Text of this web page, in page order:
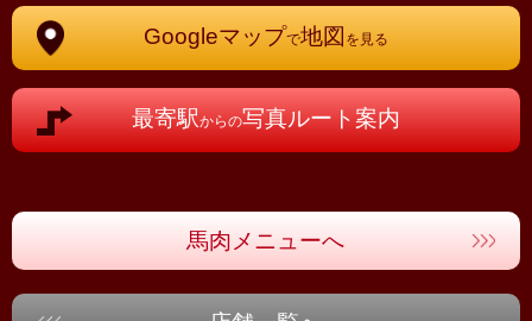
Googleマップで地図 を見る
最寄駅からの写真ルート案内
馬肉メニューへ